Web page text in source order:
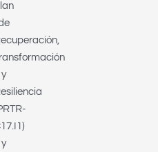
y
y